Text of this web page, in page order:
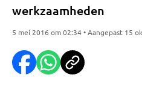
werkzaamheden
5 mei 2016 om 02:34 • Aangepast 15